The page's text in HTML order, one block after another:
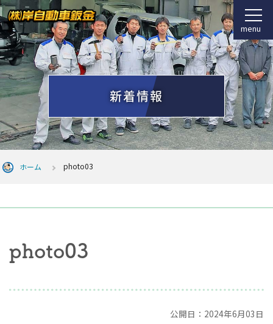
menu
新着情報
ホーム photo03
photo03
公開日：2024年6月03日